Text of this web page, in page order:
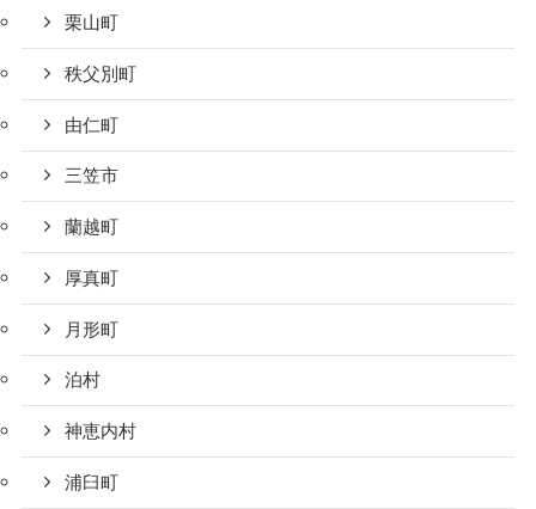
栗山町
秩父別町
由仁町
三笠市
蘭越町
厚真町
月形町
泊村
神恵内村
浦臼町